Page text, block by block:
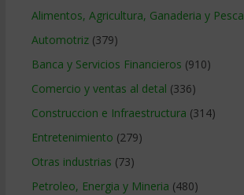
Alimentos, Agricultura, Ganaderia y Pesca
Automotriz(379)
Banca y Servicios Financieros (910)
Comercio y ventas al detal (336)
Construccion e Infraestructura (314)
Entretenimiento (279)
Otras industrias (73)
Petroleo, Energia y Mineria (480)